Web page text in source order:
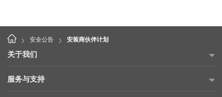
> 安全公告 > 安装商伙伴计划
关于我们
公司简介
服务与支持